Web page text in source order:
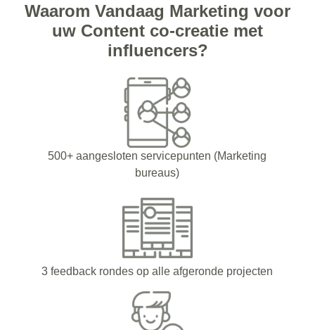
Waarom Vandaag Marketing voor
uw Content co-creatie met
influencers?
500+ aangesloten servicepunten (Marketing
bureaus)
3 feedback rondes op alle afgeronde projecten